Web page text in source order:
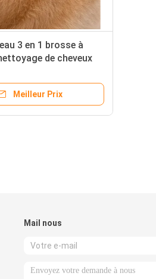
3 en 1 brosse à
de cheveux
rechargeable
pour chat
Meilleur Prix
Mail nous